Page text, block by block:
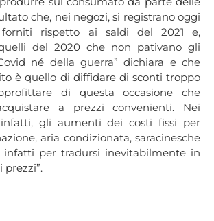
che, nei negozi, si registrano oggi
rispetto ai saldi del 2021 e,
del 2020 che non pativano gli
né della guerra” dichiara e che
è quello di diffidare di sconti troppo
di questa occasione che
a prezzi convenienti. Nei
gli aumenti dei costi fissi per
aria condizionata, saracinesche
infatti per tradursi inevitabilmente in